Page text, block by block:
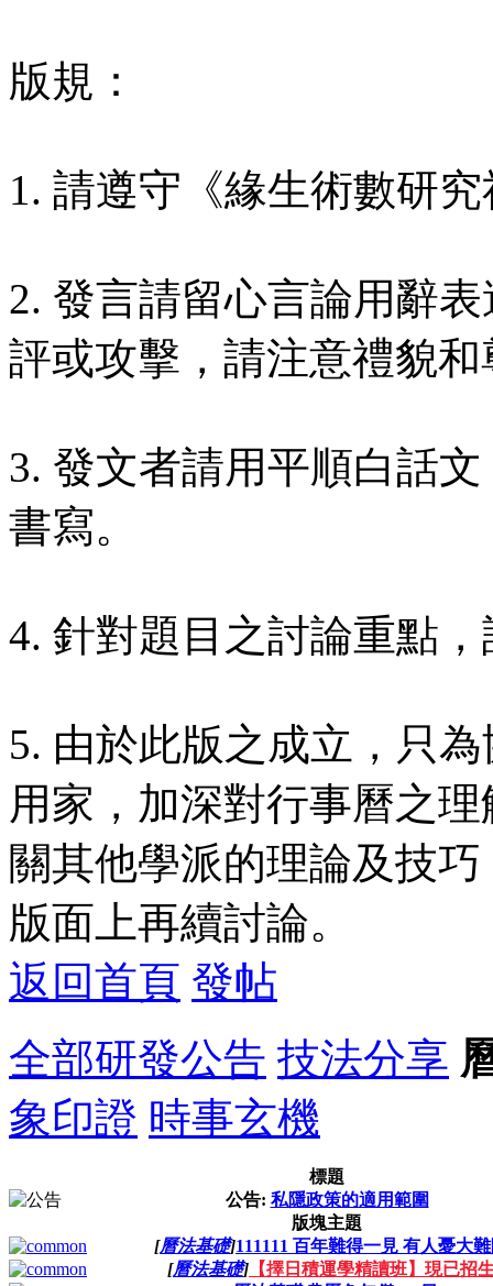
版規：
1. 請遵守《緣生術數研
2. 發言請留心言論用辭
評或攻擊，請注意禮貌和
3. 發文者請用平順白話
書寫。
4. 針對題目之討論重點
5. 由於此版之成立，只
用家，加深對行事曆之
關其他學派的理論及技
版面上再續討論。
返回首頁 發帖
全部研發公告 技法分享
象印證 時事玄機
標題
公告: 私隱政策的適用範圍
版塊主題
[曆法基礎]111111 百年難得一見 有人憂大
[曆法基礎] 【擇日積運學精讀班】現已招